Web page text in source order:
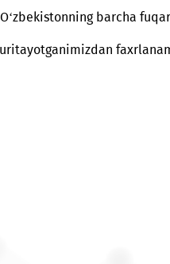
etishidir. U avlodlarni